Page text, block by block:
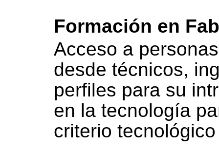
Formación en
Acceso a
desde técnicos,
perfiles para su
en la tecnología
criterio